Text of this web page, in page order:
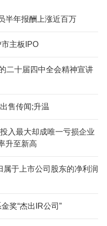
半年报酬上涨近百万
市主板IPO
二十届四中全会精神宣讲
售传闻;升温
入最大却成唯一亏损企业
升至新高
于上市公司股东的净利润
奖“杰出IR公司”